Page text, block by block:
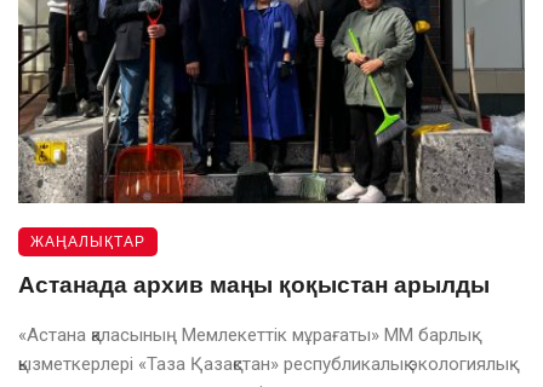
ЖАҢАЛЫҚТАР
Астанада архив маңы қоқыстан арылды
«Астана қаласының Мемлекеттік мұрағаты» ММ барлық
қызметкерлері «Таза Қазақстан» республикалық экологиялық